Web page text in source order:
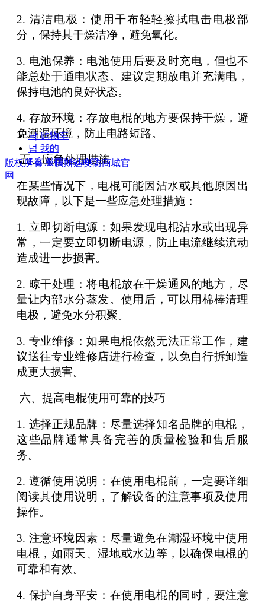
2. 清洁电极：使用干布轻轻擦拭电击电极部
分，保持其干燥洁净，避免氧化。
3. 电池保养：电池使用后要及时充电，但也不
能总处于通电状态。建议定期放电并充满电，
保持电池的良好状态。
4. 存放环境：存放电棍的地方要保持干燥，避
免潮湿环境，防止电路短路。
五、应急处理措施
在某些情况下，电棍可能因沾水或其他原因出
现故障，以下是一些应急处理措施：
1. 立即切断电源：如果发现电棍沾水或出现异
常，一定要立即切断电源，防止电流继续流动
造成进一步损害。
2. 晾干处理：将电棍放在干燥通风的地方，尽
量让内部水分蒸发。使用后，可以用棉棒清理
电极，避免水分积聚。
3. 专业维修：如果电棍依然无法正常工作，建
议送往专业维修店进行检查，以免自行拆卸造
成更大损害。
六、提高电棍使用可靠的技巧
1. 选择正规品牌：尽量选择知名品牌的电棍，
这些品牌通常具备完善的质量检验和售后服
务。
2. 遵循使用说明：在使用电棍前，一定要详细
阅读其使用说明，了解设备的注意事项及使用
操作。
3. 注意环境因素：尽量避免在潮湿环境中使用
电棍，如雨天、湿地或水边等，以确保电棍的
可靠和有效。
4. 保护自身平安：在使用电棍的同时，要注意
낙 购物车
넙 我的
ꀤ 客服微besda002
版权所有： 贝斯达安防商城官
网